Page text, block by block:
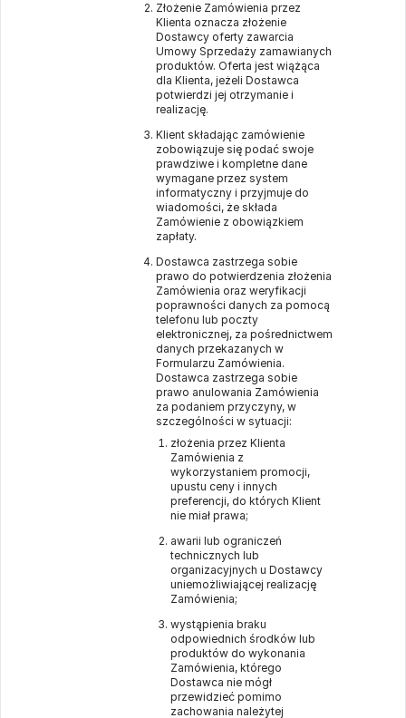
Złożenie Zamówienia przez
Klienta oznacza złożenie
Dostawcy oferty zawarcia
Umowy Sprzedaży zamawianych
produktów. Oferta jest wiążąca
dla Klienta, jeżeli Dostawca
potwierdzi jej otrzymanie i
realizację.
Klient składając zamówienie
zobowiązuje się podać swoje
prawdziwe i kompletne dane
wymagane przez system
informatyczny i przyjmuje do
wiadomości, że składa
Zamówienie z obowiązkiem
zapłaty.
Dostawca zastrzega sobie
prawo do potwierdzenia złożenia
Zamówienia oraz weryfikacji
poprawności danych za pomocą
telefonu lub poczty
elektronicznej, za pośrednictwem
danych przekazanych w
Formularzu Zamówienia.
Dostawca zastrzega sobie
prawo anulowania Zamówienia
za podaniem przyczyny, w
szczególności w sytuacji:
złożenia przez Klienta
Zamówienia z
wykorzystaniem promocji,
upustu ceny i innych
preferencji, do których Klient
nie miał prawa;
awarii lub ograniczeń
technicznych lub
organizacyjnych u Dostawcy
uniemożliwiającej realizację
Zamówienia;
wystąpienia braku
odpowiednich środków lub
produktów do wykonania
Zamówienia, którego
Dostawca nie mógł
przewidzieć pomimo
zachowania należytej